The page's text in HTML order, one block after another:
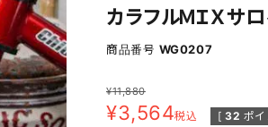
カラフルＭＩＸサ
商品番号 WG0207
¥11,880
¥3,564税込 [ 32 ポ